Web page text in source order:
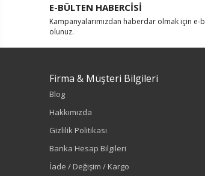
E-BÜLTEN HABERCİSİ
Kampanyalarımızdan haberdar olmak için e-
olunuz.
Firma & Müşteri Bilgileri
Blog
Hakkımızda
Gizlilik Politikası
Banka Hesap Bilgileri
İade / Değişim / Kargo